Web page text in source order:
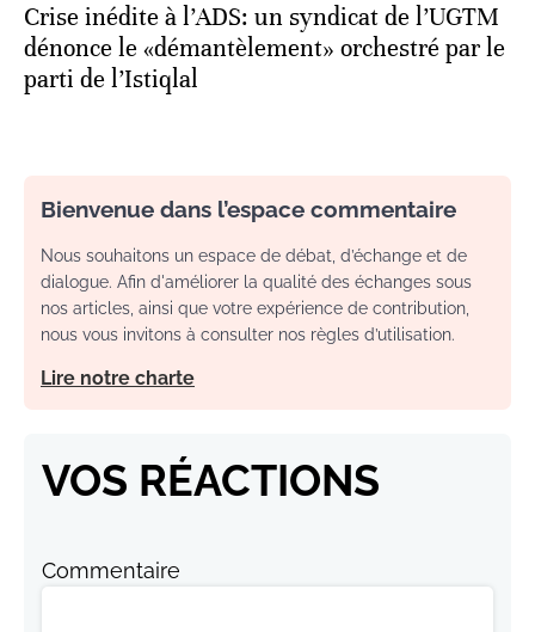
Crise inédite à l’ADS: un syndicat de l’UGTM
dénonce le «démantèlement» orchestré par le
parti de l’Istiqlal
Bienvenue dans l’espace commentaire
Nous souhaitons un espace de débat, d’échange et de
dialogue. Afin d'améliorer la qualité des échanges sous
nos articles, ainsi que votre expérience de contribution,
nous vous invitons à consulter nos règles d’utilisation.
Lire notre charte
VOS RÉACTIONS
Commentaire